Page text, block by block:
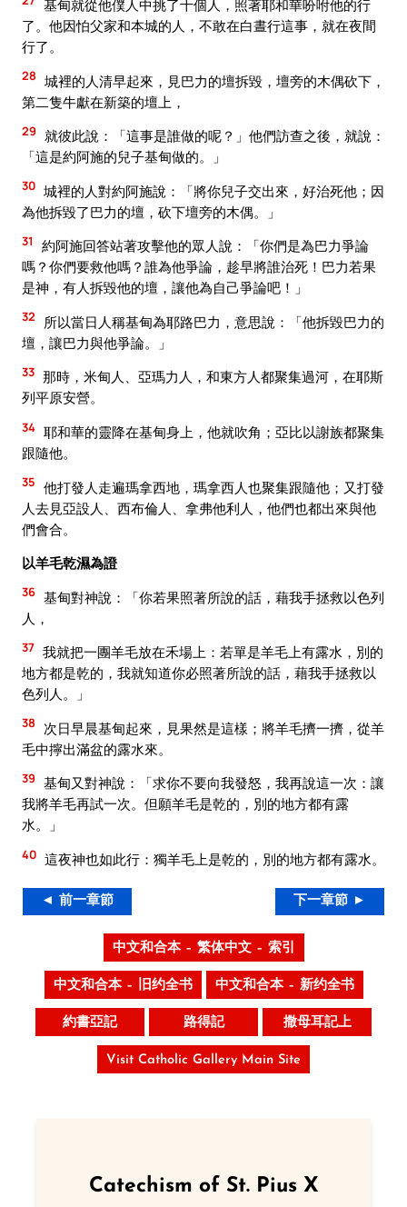
基甸就從他僕人中挑了十個人，照著耶和華吩咐他的行
了。他因怕父家和本城的人，不敢在白晝行這事，就在夜間
行了。
28 城裡的人清早起來，見巴力的壇拆毀，壇旁的木偶砍下，
第二隻牛獻在新築的壇上，
29 就彼此說：「這事是誰做的呢？」他們訪查之後，就說：
「這是約阿施的兒子基甸做的。」
30 城裡的人對約阿施說：「將你兒子交出來，好治死他；因
為他拆毀了巴力的壇，砍下壇旁的木偶。」
31
約阿施回答站著攻擊他的眾人說：「你們是為巴力爭論
嗎？你們要救他嗎？誰為他爭論，趁早將誰治死！巴力若果
是神，有人拆毀他的壇，讓他為自己爭論吧！」
32
所以當日人稱基甸為耶路巴力，意思說：「他拆毀巴力的
壇，讓巴力與他爭論。」
33 那時，米甸人、亞瑪力人，和東方人都聚集過河，在耶斯
列平原安營。
34 耶和華的靈降在基甸身上，他就吹角；亞比以謝族都聚集
跟隨他。
35 他打發人走遍瑪拿西地，瑪拿西人也聚集跟隨他；又打發
人去見亞設人、西布倫人、拿弗他利人，他們也都出來與他
們會合。
以羊毛乾濕為證
36 基甸對神說：「你若果照著所說的話，藉我手拯救以色列
人，
37 我就把一團羊毛放在禾場上：若單是羊毛上有露水，別的
地方都是乾的，我就知道你必照著所說的話，藉我手拯救以
色列人。」
38
次日早晨基甸起來，見果然是這樣；將羊毛擠一擠，從羊
毛中擰出滿盆的露水來。
39 基甸又對神說：「求你不要向我發怒，我再說這一次：讓
我將羊毛再試一次。但願羊毛是乾的，別的地方都有露
水。」
40 這夜神也如此行：獨羊毛上是乾的，別的地方都有露水。
◄ 前一章節 下一章節 ►
中文和合本 – 繁体中文 – 索引
中文和合本 – 旧约全书 中文和合本 – 新约全书
約書亞記 路得記 撒母耳記上
Visit Catholic Gallery Main Site
Catechism of St. Pius X